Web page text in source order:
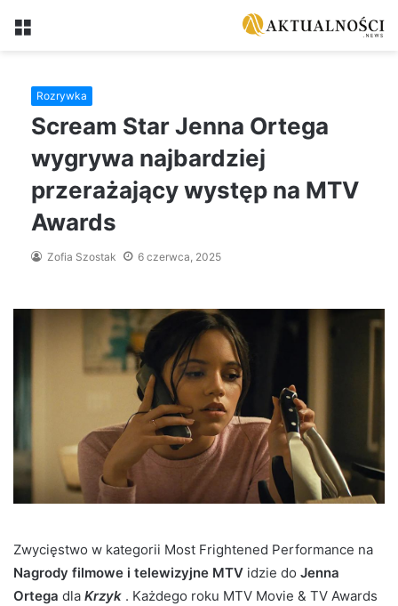
Menu
Rozrywka
Scream Star Jenna Ortega
wygrywa najbardziej
przerażający występ na MTV
Awards
Zofia Szostak 6 czerwca, 2025
Zwycięstwo w kategorii Most Frightened Performance na
Nagrody filmowe i telewizyjne MTV idzie do Jenna
Ortega dla Krzyk . Każdego roku MTV Movie & TV Awards